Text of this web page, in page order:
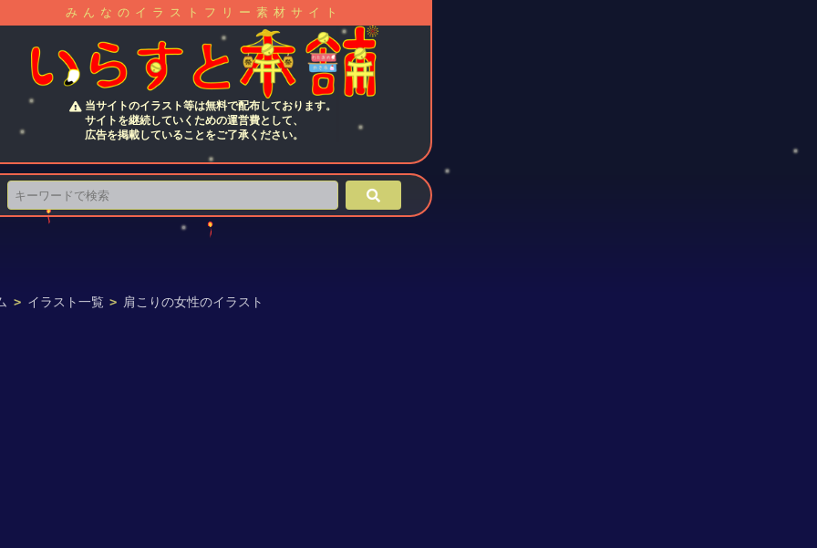
みんなのイラストフリー素材サイト
当サイトのイラスト等は無料で配布しております。
サイトを継続していくための運営費として、
広告を掲載していることをご了承ください。
> イラスト一覧 > 肩こりの女性のイラスト